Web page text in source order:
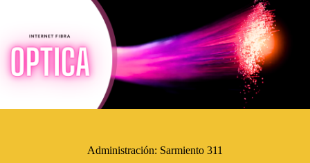
Administración: Sarmiento 311